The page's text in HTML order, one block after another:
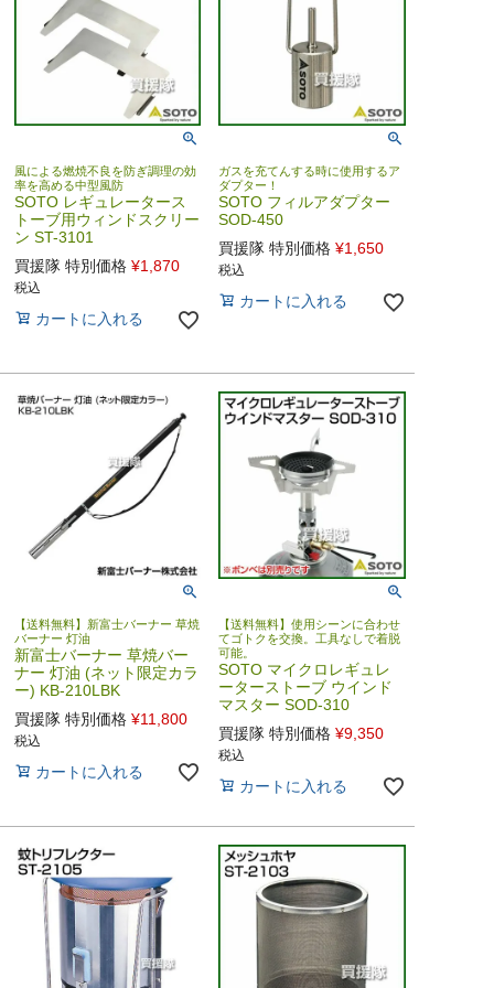
風による燃焼不良を防ぎ調理の効
率を高める中型風防
SOTO レギュレータース
トーブ用ウィンドスクリー
ン ST-3101
買援隊 特別価格 ¥1,870
税込
カートに入れる
ガスを充てんする時に使用するア
ダプター！
SOTO フィルアダプター
SOD-450
買援隊 特別価格 ¥1,650
税込
カートに入れる
【送料無料】新富士バーナー 草焼
バーナー 灯油
新富士バーナー 草焼バー
ナー 灯油 (ネット限定カラ
ー) KB-210LBK
買援隊 特別価格 ¥11,800
税込
カートに入れる
【送料無料】使用シーンに合わせ
てゴトクを交換。工具なしで着脱
可能。
SOTO マイクロレギュレ
ーターストーブ ウインド
マスター SOD-310
買援隊 特別価格 ¥9,350
税込
カートに入れる